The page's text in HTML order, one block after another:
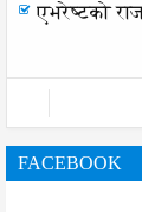
एभरेष्टको
FACEBOOK